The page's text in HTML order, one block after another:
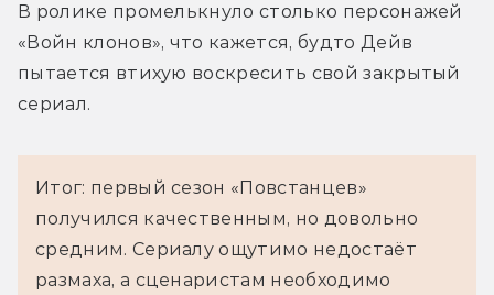
В ролике промелькнуло столько персонажей
«Войн клонов», что кажется, будто Дейв
пытается втихую воскресить свой закрытый
сериал.
Итог: первый сезон «Повстанцев»
получился качественным, но довольно
средним. Сериалу ощутимо недостаёт
размаха, а сценаристам необходимо